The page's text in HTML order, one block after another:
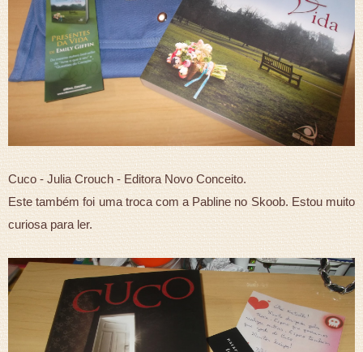
Cuco - Julia Crouch - Editora Novo Conceito.
Este também foi uma troca com a Pabline no Skoob. Estou muito
curiosa para ler.